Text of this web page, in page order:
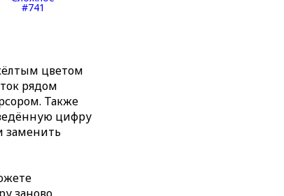
#741
цветом
рядом
Также
цифру
заменить